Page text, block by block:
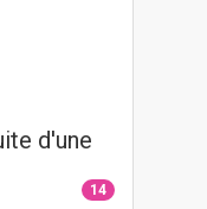
d'une
14